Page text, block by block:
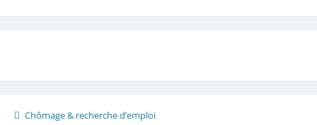
Chômage & recherche d’emploi